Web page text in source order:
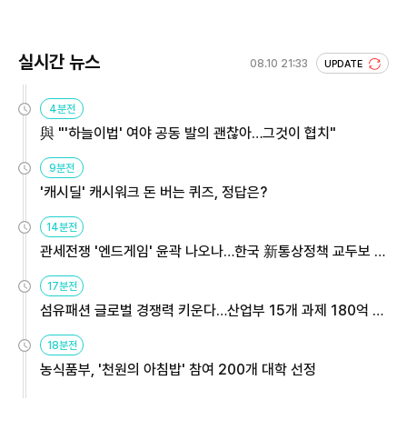
실시간 뉴스 08.10 21:33 UPDATE
4분전
與 "'하늘이법' 여야 공동 발의 괜찮아…그것이 협치"
9분전
'캐시딜' 캐시워크 돈 버는 퀴즈, 정답은?
14분전
관세전쟁 '엔드게임' 윤곽 나오나…한국 新통상정책 교두보 활
17분전
섬유패션 글로벌 경쟁력 키운다…산업부 15개 과제 180억 지
18분전
농식품부, '천원의 아침밥' 참여 200개 대학 선정